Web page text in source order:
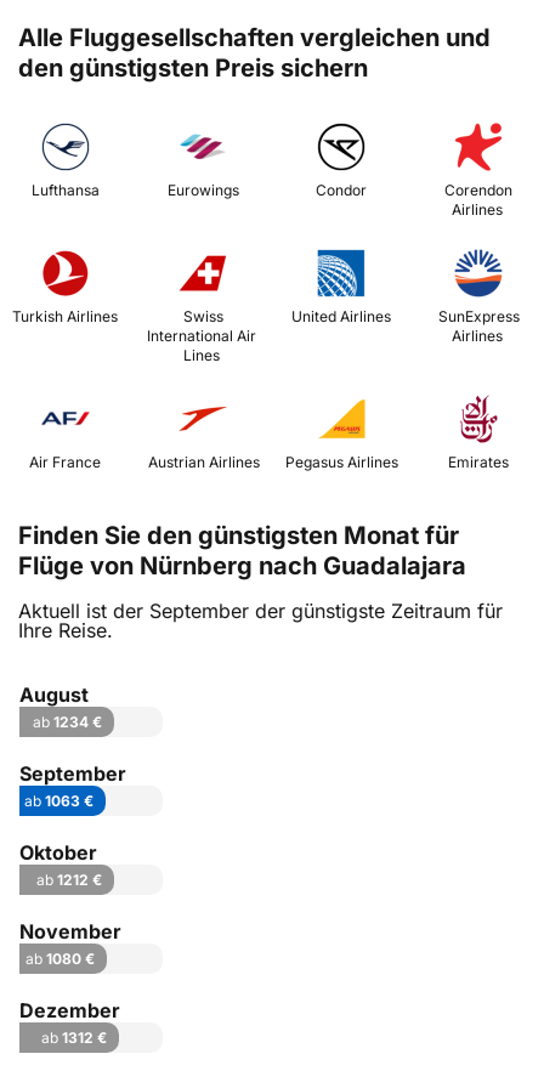
Alle Fluggesellschaften vergleichen und
den günstigsten Preis sichern
Lufthansa Eurowings Condor
Corendon
Airlines
Turkish Airlines
International Air
Lines
United Airlines
Airlines
Air France Austrian Airlines Emirates
Finden Sie den günstigsten Monat für
Flüge von Nürnberg nach Guadalajara
Aktuell ist der September der günstigste Zeitraum für
Ihre Reise.
August
ab1234 €
September
ab1063 €
Oktober
ab 1212 €
November
ab 1080 €
Dezember
ab 1312 €